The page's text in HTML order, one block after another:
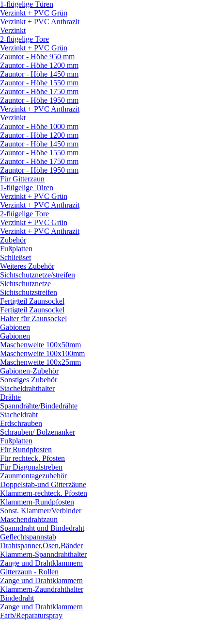
1-flügelige Türen
Verzinkt + PVC Grün
Verzinkt + PVC Anthrazit
Verzinkt
2-flügelige Tore
Verzinkt + PVC Grün
Zauntor - Höhe 950 mm
Zauntor - Höhe 1200 mm
Zauntor - Höhe 1450 mm
Zauntor - Höhe 1550 mm
Zauntor - Höhe 1750 mm
Zauntor - Höhe 1950 mm
Verzinkt + PVC Anthrazit
Verzinkt
Zauntor - Höhe 1000 mm
Zauntor - Höhe 1200 mm
Zauntor - Höhe 1450 mm
Zauntor - Höhe 1550 mm
Zauntor - Höhe 1750 mm
Zauntor - Höhe 1950 mm
Für Gitterzaun
1-flügelige Türen
Verzinkt + PVC Grün
Verzinkt + PVC Anthrazit
2-flügelige Tore
Verzinkt + PVC Grün
Verzinkt + PVC Anthrazit
Zubehör
Fußplatten
Schließset
Weiteres Zubehör
Sichtschutznetze/streifen
Sichtschutznetze
Sichtschutzstreifen
Fertigteil Zaunsockel
Fertigteil Zaunsockel
Halter für Zaunsockel
Gabionen
Gabionen
Maschenweite 100x50mm
Maschenweite 100x100mm
Maschenweite 100x25mm
Gabionen-Zubehör
Sonstiges Zubehör
Stacheldrahthalter
Drähte
Spanndrähte/Bindedrähte
Stacheldraht
Erdschrauben
Schrauben/Bolzenanker
Fußplatten
Für Rundpfosten
Für rechteck. Pfosten
Für Diagonalstreben
Zaunmontagezubehör
Doppelstab-und Gitterzäune
Klammern-rechteck. Pfosten
Klammern-Rundpfosten
Sonst. Klammer/Verbinder
Maschendrahtzaun
Spanndraht und Bindedraht
Geflechtspannstab
Drahtspanner,Ösen,Bänder
Klammern-Spanndrahthalter
Zange und Drahtklammern
Gitterzaun - Rollen
Zange und Drahtklammern
Klammern-Zaundrahthalter
Bindedraht
Zange und Drahtklammern
Farb/Reparaturspray